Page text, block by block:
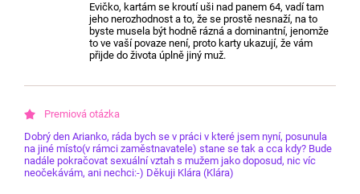
Evičko, kartám se kroutí uši nad panem 64, vadí tam
jeho nerozhodnost a to, že se prostě nesnaží, na to
byste musela být hodně rázná a dominantní, jenomže
to ve vaší povaze není, proto karty ukazují, že vám
přijde do života úplně jiný muž.
Dobrý den Arianko, ráda bych se v práci v které jsem nyní, posunula
na jiné místo(v rámci zaměstnavatele) stane se tak a cca kdy? Bude
nadále pokračovat sexuální vztah s mužem jako doposud, nic víc
neočekávám, ani nechci:-) Děkuji Klára (Klára)